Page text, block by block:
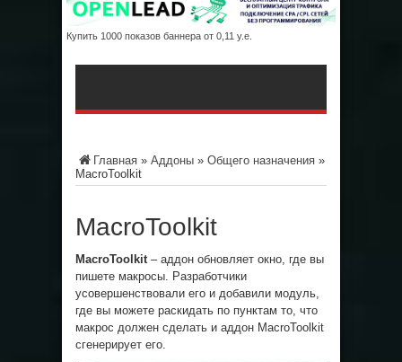
Купить 1000 показов баннера от 0,11 у.е.
Главная » Аддоны » Общего назначения »
MacroToolkit
MacroToolkit
MacroToolkit– аддон обновляет окно, где вы
пишете макросы. Разработчики
усовершенствовали его и добавили модуль,
где вы можете раскидать по пунктам то, что
макрос должен сделать и аддон MacroToolkit
сгенерирует его.